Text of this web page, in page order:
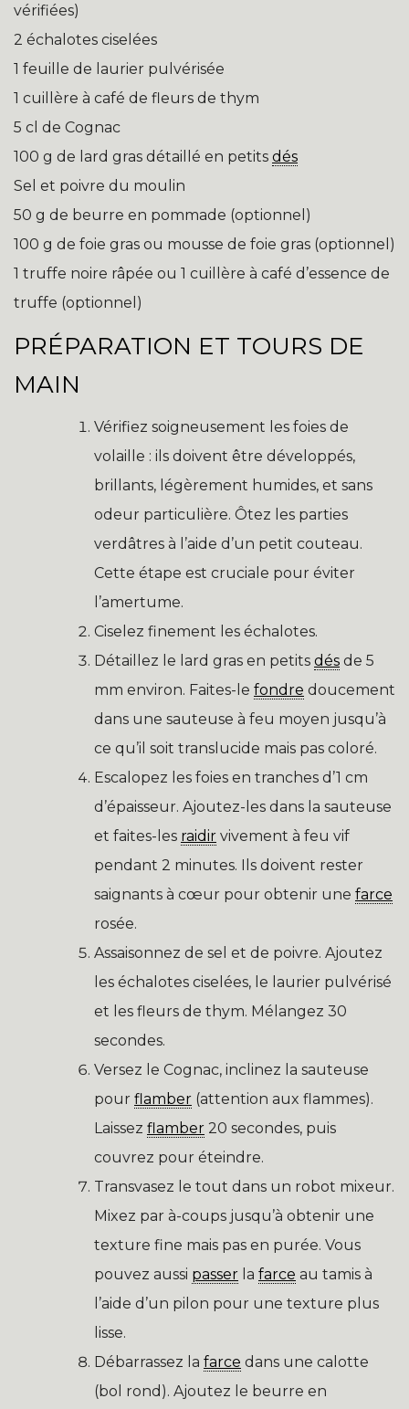
vérifiées)
2 échalotes ciselées
1 feuille de laurier pulvérisée
1 cuillère à café de fleurs de thym
5 cl de Cognac
100 g de lard gras détaillé en petits dés
Sel et poivre du moulin
50 g de beurre en pommade (optionnel)
100 g de foie gras ou mousse de foie gras (optionnel)
1 truffe noire râpée ou 1 cuillère à café d’essence de
truffe (optionnel)
PRÉPARATION ET TOURS DE
MAIN
Vérifiez soigneusement les foies de
volaille : ils doivent être développés,
brillants, légèrement humides, et sans
odeur particulière. Ôtez les parties
verdâtres à l’aide d’un petit couteau.
Cette étape est cruciale pour éviter
l’amertume.
Ciselez finement les échalotes.
Détaillez le lard gras en petits dés de 5
mm environ. Faites-le fondre doucement
dans une sauteuse à feu moyen jusqu’à
ce qu’il soit translucide mais pas coloré.
Escalopez les foies en tranches d’1 cm
d’épaisseur. Ajoutez-les dans la sauteuse
et faites-les raidir vivement à feu vif
pendant 2 minutes. Ils doivent rester
saignants à cœur pour obtenir une farce
rosée.
Assaisonnez de sel et de poivre. Ajoutez
les échalotes ciselées, le laurier pulvérisé
et les fleurs de thym. Mélangez 30
secondes.
Versez le Cognac, inclinez la sauteuse
pour flamber (attention aux flammes).
Laissez flamber 20 secondes, puis
couvrez pour éteindre.
Transvasez le tout dans un robot mixeur.
Mixez par à-coups jusqu’à obtenir une
texture fine mais pas en purée. Vous
pouvez aussi passer la farce au tamis à
l’aide d’un pilon pour une texture plus
lisse.
Débarrassez la farce dans une calotte
(bol rond). Ajoutez le beurre en